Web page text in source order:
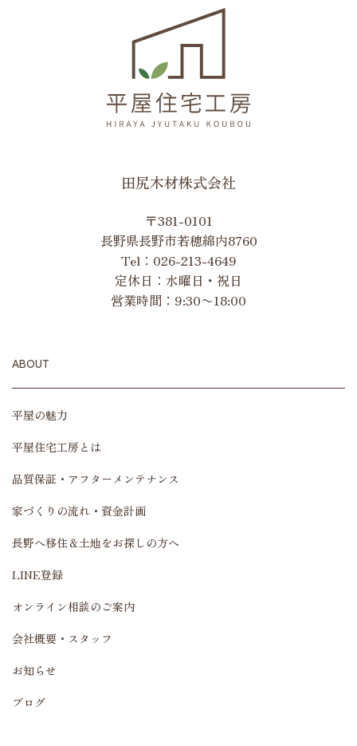
田尻木材株式会社
〒381-0101
長野県長野市若穂綿内8760
Tel： 026-213-4649
定休日：水曜日・祝日
営業時間：9:30〜18:00
ABOUT
平屋の魅力
平屋住宅工房とは
品質保証・アフターメンテナンス
家づくりの流れ・資金計画
長野へ移住＆土地をお探しの方へ
LINE登録
オンライン相談のご案内
会社概要・スタッフ
お知らせ
ブログ